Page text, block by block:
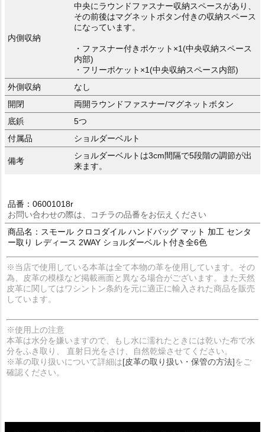
内側収納
中央にラウンドファスナー収納スペースがあり、
その前後はマグネットボタン付きの収納スペース
になっています。
・ファスナー付きポケット×1(中央収納スペース
内部)
・フリーポケット×1(中央収納スペース内部)
外側収納
なし
開閉
両開ラウンドファスナー/マグネットボタン
底鋲
5つ
付属品
ショルダーベルト
備考
ショルダーベルトは3cm間隔で5段階の調節が出
来ます。
品番：06001018r
お問い合わせの際は、コチラの品番をお伝えください
商品名：スモール クロコダイル ハンドバッグ マット 加工 センタ
ー取り レディース 2WAY ショルダーベルト付き全6色
※当店で使用している本革は全て本物の革を使用しています。その
為、皮革の模様など掲載画面と異なる場合がございます。また天然
皮革に関してはワシントン条約を元に適正に輸入された商品を販売
しています。
※使用上の注意
本革は水分を嫌いますので、もし水に濡れたときには乾いた布で水
分をふき取り、 直射日光をさけ、自然乾燥させてください。
※革の取り扱いについて詳細は[皮革の取り扱い・保管の方法]をご
確認ください。